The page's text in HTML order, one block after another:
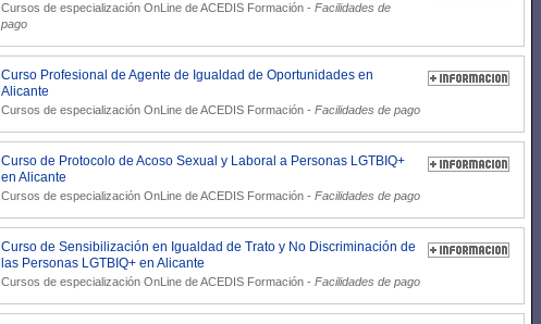
Cursos de especialización OnLine deACEDIS Formación - Facilidades de
pago
Curso Profesional de Agente de Igualdad de Oportunidades en
Alicante
Cursos de especialización OnLine deACEDIS Formación - Facilidades de pago
Curso de Protocolo de Acoso Sexual y Laboral a Personas LGTBIQ+
en Alicante
Cursos de especialización OnLine deACEDIS Formación - Facilidades de pago
Curso de Sensibilización en Igualdad de Trato y No Discriminación de
las Personas LGTBIQ+ en Alicante
Cursos de especialización OnLine deACEDIS Formación - Facilidades de pago